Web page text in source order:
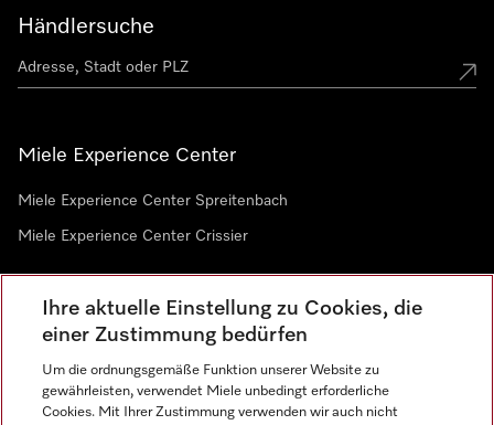
Händlersuche
Miele Experience Center
Miele Experience Center Spreitenbach
Miele Experience Center Crissier
Newsletter
Ihre aktuelle Einstellung zu Cookies, die
einer Zustimmung bedürfen
Um die ordnungsgemäße Funktion unserer Website zu
gewährleisten, verwendet Miele unbedingt erforderliche
Cookies. Mit Ihrer Zustimmung verwenden wir auch nicht